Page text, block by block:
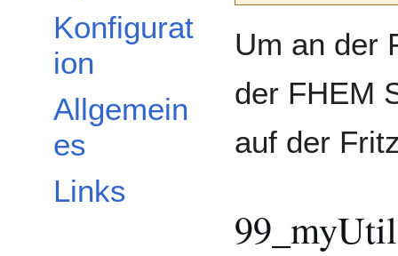
Konfigurat
ion
Allgemein
es
Links
Um an der
der FHEM
auf der